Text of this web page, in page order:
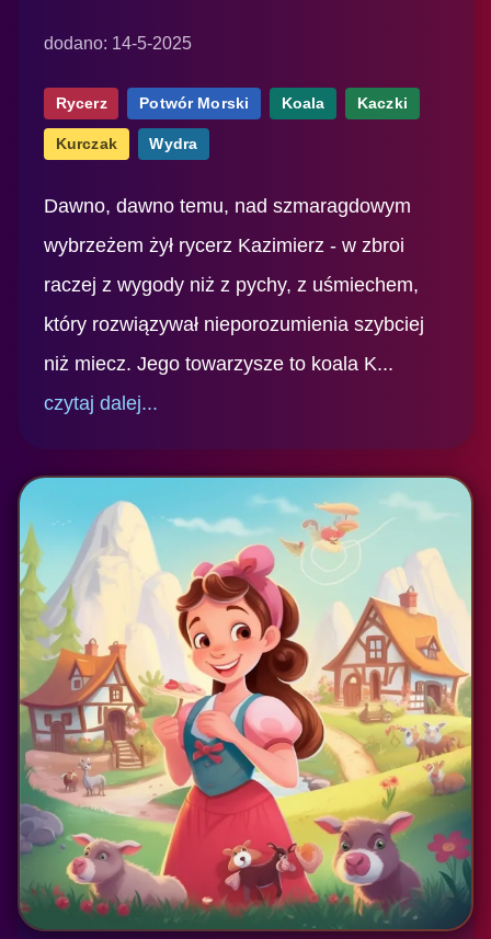
dodano: 14-5-2025
Rycerz Potwór Morski Koala Kaczki
Kurczak Wydra
Dawno, dawno temu, nad szmaragdowym
wybrzeżem żył rycerz Kazimierz - w zbroi
raczej z wygody niż z pychy, z uśmiechem,
który rozwiązywał nieporozumienia szybciej
niż miecz. Jego towarzysze to koala K...
czytaj dalej...